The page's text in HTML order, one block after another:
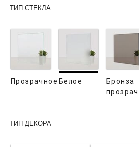
ТИП СТЕКЛА
Прозрачное Белое
Бронза
ТИП ДЕКОРА